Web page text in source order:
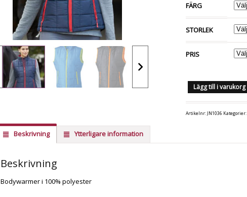
FÄRG
STORLEK
PRIS
Lägg till i varukorg
Artikelnr: JN1036 Kategorier:
Beskrivning Ytterligare information
Beskrivning
Bodywarmer i 100% polyester